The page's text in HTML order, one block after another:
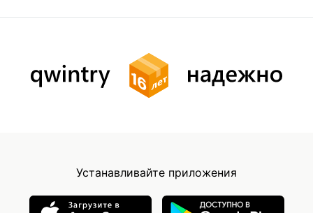
Устанавливайте приложения